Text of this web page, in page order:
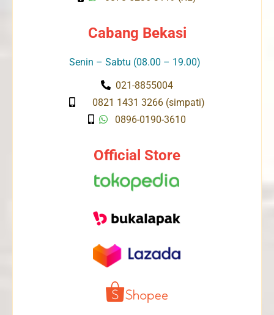
Cabang Bekasi
Senin – Sabtu (08.00 – 19.00)
021-8855004
0821 1431 3266 (simpati)
0896-0190-3610
Official Store